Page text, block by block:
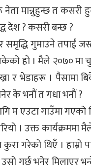
नेता मान्नुहुन्छ त कसरी
देश ? कसरी बन्छ ?
समृद्धि गुमाउने तपाईं
हो । मैले २०७० मा
र भेडाहरू । पैसामा
के भनौं त गधा भनौं ?
म एउटा गाउँमा गएको
। उक्त कार्यक्रममा
गरेको थिएँ । हाम्रो